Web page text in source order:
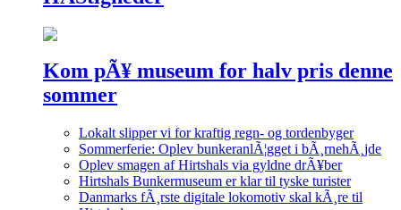
Kom pÃ¥ museum for halv pris denne
sommer
Lokalt slipper vi for kraftig regn- og tordenbyger
Sommerferie: Oplev bunkeranlÃ¦gget i bÃ¸rnehÃ¸jde
Oplev smagen af Hirtshals via gyldne drÃ¥ber
Hirtshals Bunkermuseum er klar til tyske turister
Danmarks fÃ¸rste digitale lokomotiv skal kÃ¸re til